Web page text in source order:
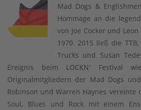
Mad Dogs &
Hommage an die
von Joe Cocker und
1970. 2015 ließ die
Trucks und Susan
Ereignis beim LOCKN' Festival
Originalmitgliedern der Mad Dogs
Robinson und Warren Haynes vereinte
Soul, Blues und Rock mit einem